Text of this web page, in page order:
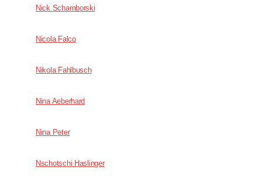
Nick Schamborski
Nicola Falco
Nikola Fahlbusch
Nina Aeberhard
Nina Peter
Nschotschi Haslinger